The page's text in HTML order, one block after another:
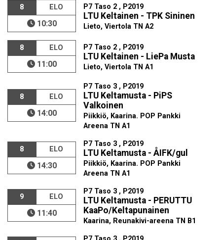
8 ELO
10:30
P7 Taso 2 , P2019
LTU Keltainen - TPK Sininen
Lieto, Viertola TN A2
8 ELO
11:00
P7 Taso 2 , P2019
LTU Keltainen - LiePa Musta
Lieto, Viertola TN A1
8 ELO
14:00
P7 Taso 3 , P2019
LTU Keltamusta - PiPS
Valkoinen
Piikkiö, Kaarina. POP Pankki
Areena TN A1
8 ELO
14:30
P7 Taso 3 , P2019
LTU Keltamusta - ÅIFK/gul
Piikkiö, Kaarina. POP Pankki
Areena TN A1
9 ELO
11:40
P7 Taso 3 , P2019
LTU Keltamusta - PERUTTU
KaaPo/Keltapunainen
Kaarina, Reunakivi-areena TN B1